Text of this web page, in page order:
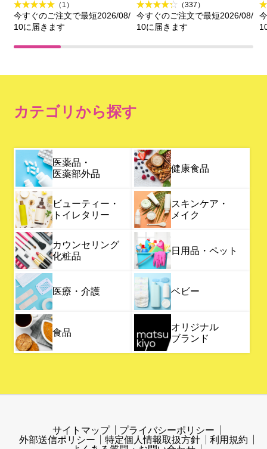
（1）
今すぐのご注文で最短2026/08/
10に届きます
（337）
今すぐのご注文で最短2026/08/
10に届きます
カテゴリから探す
医薬品・
医薬部外品
健康食品
ビューティー・
トイレタリー
スキンケア・
メイク
カウンセリング
化粧品
日用品・ペット
医療・介護 ベビー
食品
オリジナル
ブランド
サイトマップ
プライバシーポリシー
外部送信ポリシー
特定個人情報取扱方針
利用規約